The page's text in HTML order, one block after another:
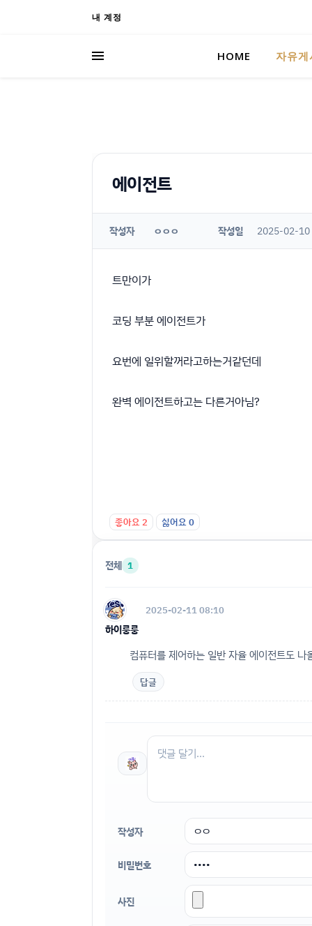
내 계정
HOME 자유게
에이전트
작성자 ㅇㅇㅇ 작성일 2025-02-10
트만이가
코딩 부분 에이전트가
요번에 일위할꺼라고하는거같던데
완벽 에이전트하고는 다른거아님?
좋아요2 싫어요0
전체 1
하이룽룽
2025-02-11 08:10
컴퓨터를 제어하는 일반 자율 에이전트도 나
답글
작성자
비밀번호
사진